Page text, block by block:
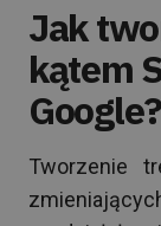
Jak
kątem
Google?
Tworzenie